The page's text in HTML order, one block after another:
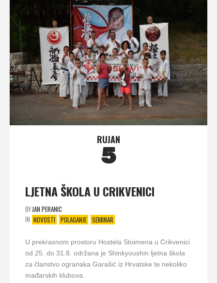
RUJAN
5
LJETNA ŠKOLA U CRIKVENICI
BYJAN PERANIC
IN NOVOSTI POLAGANJE SEMINAR
U prekrasnom prostoru Hostela Stoimena u Crikvenici
od 25. do 31.8. održana je Shinkyoushin ljetna škola
za članstvo ogranaka Garašić iz Hrvatske te nekoliko
mađarskih klubova.